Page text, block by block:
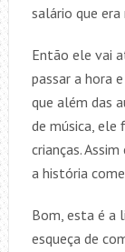
salário que
Então ele vai
passar a hora
que além das
de música, ele
crianças.
a história
Bom, esta é a
esqueça de